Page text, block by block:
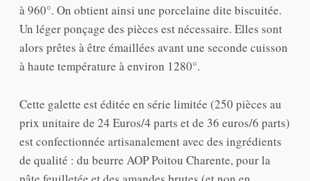
à 960°. On obtient ainsi une porcelaine dite biscuitée.
Un léger ponçage des pièces est nécessaire. Elles sont
alors prêtes à être émaillées avant une seconde cuisson
à haute température à environ 1280°.
Cette galette est éditée en série limitée (250 pièces au
prix unitaire de 24 Euros/4 parts et de 36 euros/6 parts)
est confectionnée artisanalement avec des ingrédients
de qualité : du beurre AOP Poitou Charente, pour la